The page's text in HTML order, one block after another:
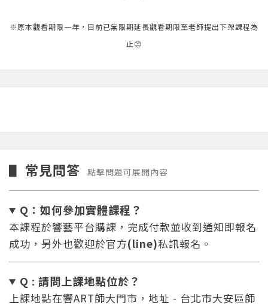
※原本觀看期限一年，目前已無限期延長觀看期限至老師提出下架課程為
止😊
▋ 常見問答 點擊問題可展開內容
Q：如何參加實體課程？
本課程於響藝平台購課，完成付款並收到通知即報名
成功，另外也歡迎於官方(line)私訊報名。
Q : 請問上課地點位於？
上課地點在響ART師大門市，地址 - 台北市大安區師